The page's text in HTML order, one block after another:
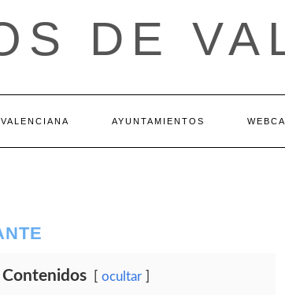
DE
AYUNTAMIENTOS
Contenidos ocultar